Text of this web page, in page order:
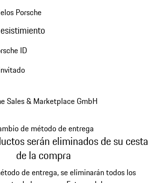
Porsche
ID
Sales & Marketplace GmbH
de método de entrega
serán eliminados de su cesta
de la compra
de entrega, se eliminarán todos los